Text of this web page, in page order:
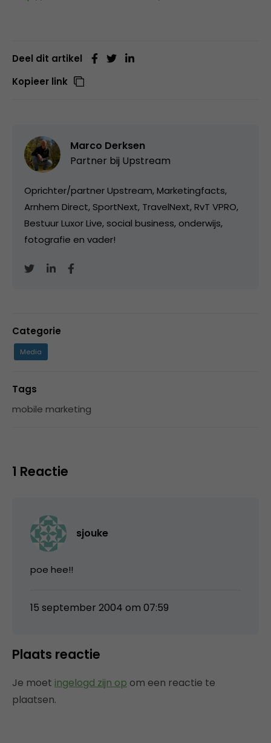
Deel dit artikel
Kopieer link
Marco Derksen
Partner bij Upstream
Oprichter/partner Upstream, Marketingfacts,
Arnhem Direct, SportNext, TravelNext, RvT VPRO,
Bestuur Luxor Live, social business, onderwijs,
fotografie en vader!
Categorie
Media
Tags
mobile marketing
1 Reactie
sjouke
poe hee!!
15 september 2004 om 07:59
Plaats reactie
Je moet ingelogd zijn op om een reactie te
plaatsen.